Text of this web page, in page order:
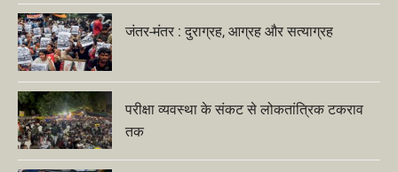
जंतर-मंतर : दुराग्रह, आग्रह और सत्याग्रह
परीक्षा व्यवस्था के संकट से लोकतांत्रिक टकराव
तक